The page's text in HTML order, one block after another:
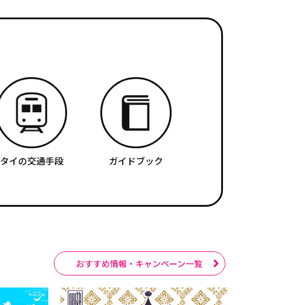
タイの交通手段 ガイドブック
おすすめ情報・キャンペーン一覧